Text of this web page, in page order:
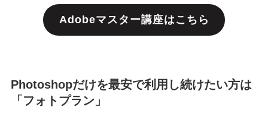
Adobeマスター講座はこちら
Photoshopだけを最安で利用し続けたい方は
「フォトプラン」